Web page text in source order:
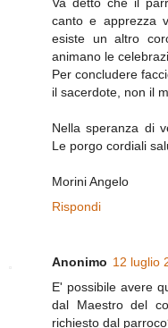
canto e apprezza
esiste un altro
animano le
Per concludere
il sacerdote, non il
Nella speranza di
Le porgo cordiali
Morini Angelo
Rispondi
Anonimo 12 luglio
E' possibile avere
dal Maestro del
richiesto dal